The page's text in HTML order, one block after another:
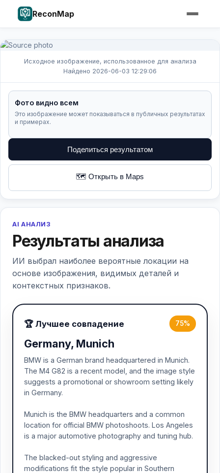
ReconMap
Исходное изображение, использованное для анализа
Найдено 2026-06-03 12:29:06
Фото видно всем
Это изображение может показываться в публичных результатах
и примерах.
Поделиться результатом
🗺️ Открыть в Maps
AI АНАЛИЗ
Результаты анализа
ИИ выбрал наиболее вероятные локации на
основе изображения, видимых деталей и
контекстных признаков.
🏆 Лучшее совпадение 75%
Germany, Munich
BMW is a German brand headquartered in Munich.
The M4 G82 is a recent model, and the image style
suggests a promotional or showroom setting likely
in Germany.
Munich is the BMW headquarters and a common
location for official BMW photoshoots. Los Angeles
is a major automotive photography and tuning hub.
The blacked-out styling and aggressive
modifications fit the style popular in Southern